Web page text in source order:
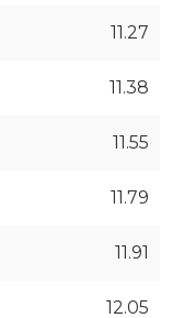
11.27
11.38
11.55
11.79
11.91
12.05